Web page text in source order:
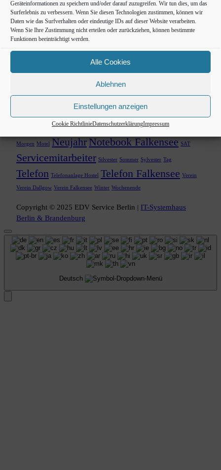
Geräteinformationen zu speichern und/oder darauf zuzugreifen. Wir tun dies, um das
Surferlebnis zu verbessern. Wenn Sie diesen Technologien zustimmen, können wir
Daten wie das Surfverhalten oder eindeutige IDs auf dieser Website verarbeiten.
Wenn Sie Ihre Zustimmung nicht erteilen oder zurückziehen, können bestimmte
Funktionen beeinträchtigt werden.
Alle Cookies
Ablehnen
Einstellungen anzeigen
Cookie RichtlinieDatenschutzerklärungImpressum
Draht Frühjahr Herberge Herbst
Internetanschluss FalkenseeInternet Praxis
IT ArbeitsplatzIT Firma BerlinIT
Firma BrandenburgIT Firma
Falkensee
IT NotdienstIT PraxisIT SystemhausIT
Systemhaus Berlin IT Systemhaus
Brandenburg Kabel Kabelanschluss Kabel TV Mobilfunk
Morgen Motel NeujahrNotebook Falkensee SAT
Servicemitarbeiter Silvester Sommer Sylvester Tag
Telefon Telefonanlage Hostel Telefon Falkensee Verein
Verein Dallgow Verein Falkensee Winter Wochenende
Copyright © 2025 EDV Service Berlin | IT-Systemhaus
Berlin & Brandenburg
Deutsch